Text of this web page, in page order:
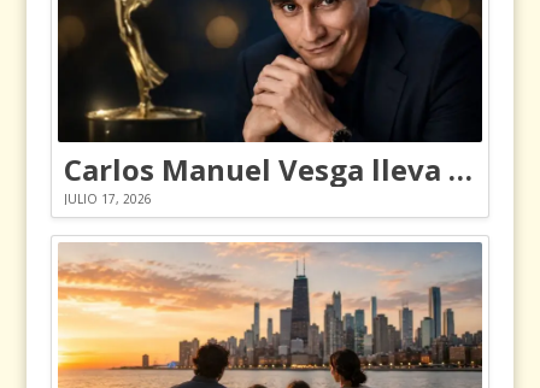
Carlos Manuel Vesga lleva el nombre de Colombia a los Emmy
JULIO 17, 2026